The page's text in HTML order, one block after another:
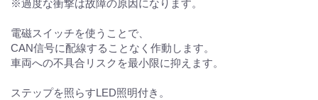
※過度な衝撃は故障の原因になります。
電磁スイッチを使うことで、
CAN信号に配線することなく作動します。
車両への不具合リスクを最小限に抑えます。
ステップを照らすLED照明付き。